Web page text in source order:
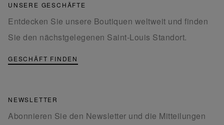
UNSERE GESCHÄFTE
Entdecken Sie unsere Boutiquen weltweit und finden
Sie den nächstgelegenen Saint-Louis Standort.
GESCHÄFT FINDEN
NEWSLETTER
Abonnieren Sie den Newsletter und die Mitteilungen